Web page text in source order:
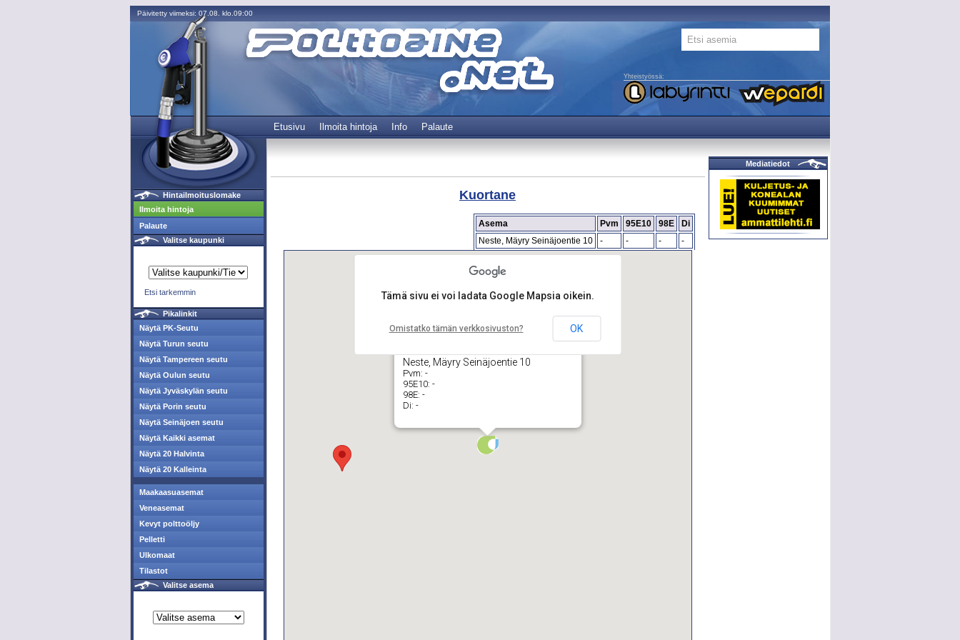
Päivitetty viimeksi: 07.08. klo.09:00
Yhteistyössä:
Etusivu Ilmoita hintoja Info Palaute
Hintailmoituslomake
Ilmoita hintoja
Palaute
Valitse kaupunki
Etsi tarkemmin
Pikalinkit
Näytä PK-Seutu
Näytä Turun seutu
Näytä Tampereen seutu
Näytä Oulun seutu
Näytä Jyväskylän seutu
Näytä Porin seutu
Näytä Seinäjoen seutu
Näytä Kaikki asemat
Näytä 20 Halvinta
Näytä 20 Kalleinta
Maakaasuasemat
Veneasemat
Kevyt polttoöljy
Pelletti
Ulkomaat
Tilastot
Valitse asema
Kuortane
Asema Pvm 95E10 98E
Di
Neste, Mäyry Seinäjoentie 10
- - - -
Neste, Mäyry Seinäjoentie 10
Pvm: -
95E10: -
98E: -
Di: -
Tämä sivu ei voi ladata Google Mapsia oikein.
Omistatko tämän verkkosivuston? OK
Mediatiedot